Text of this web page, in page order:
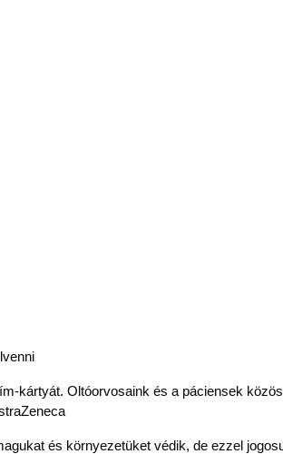
kártyát. Oltóorvosaink és a páciensek
és környezetüket védik, de ezzel